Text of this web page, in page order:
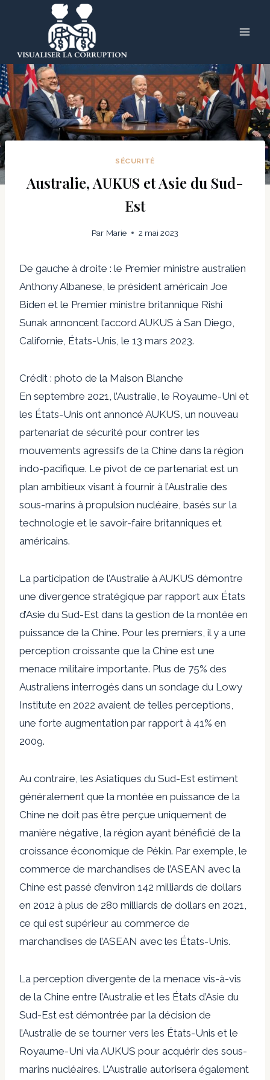
SÉCURITÉ
Australie, AUKUS et Asie du Sud-
Est
Par Marie 2 mai 2023
De gauche à droite : le Premier ministre australien
Anthony Albanese, le président américain Joe
Biden et le Premier ministre britannique Rishi
Sunak annoncent l’accord AUKUS à San Diego,
Californie, États-Unis, le 13 mars 2023.
Crédit : photo de la Maison Blanche
En septembre 2021, l’Australie, le Royaume-Uni et
les États-Unis ont annoncé AUKUS, un nouveau
partenariat de sécurité pour contrer les
mouvements agressifs de la Chine dans la région
indo-pacifique. Le pivot de ce partenariat est un
plan ambitieux visant à fournir à l’Australie des
sous-marins à propulsion nucléaire, basés sur la
technologie et le savoir-faire britanniques et
américains.
La participation de l’Australie à AUKUS démontre
une divergence stratégique par rapport aux États
d’Asie du Sud-Est dans la gestion de la montée en
puissance de la Chine. Pour les premiers, il y a une
perception croissante que la Chine est une
menace militaire importante. Plus de 75% des
Australiens interrogés dans un sondage du Lowy
Institute en 2022 avaient de telles perceptions,
une forte augmentation par rapport à 41% en
2009.
Au contraire, les Asiatiques du Sud-Est estiment
généralement que la montée en puissance de la
Chine ne doit pas être perçue uniquement de
manière négative, la région ayant bénéficié de la
croissance économique de Pékin. Par exemple, le
commerce de marchandises de l’ASEAN avec la
Chine est passé d’environ 142 milliards de dollars
en 2012 à plus de 280 milliards de dollars en 2021,
ce qui est supérieur au commerce de
marchandises de l’ASEAN avec les États-Unis.
La perception divergente de la menace vis-à-vis
de la Chine entre l’Australie et les États d’Asie du
Sud-Est est démontrée par la décision de
l’Australie de se tourner vers les États-Unis et le
Royaume-Uni via AUKUS pour acquérir des sous-
marins nucléaires. L’Australie autorisera également